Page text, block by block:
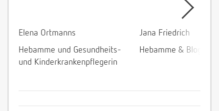
Elena Ortmanns
Hebamme und Gesundheits-
und Kinderkrankenpflegerin
Jana Friedrich
Hebamme &